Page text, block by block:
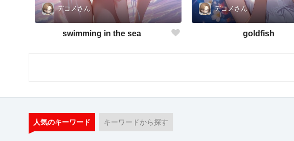
デコメさん
swimming in the sea
デコメさん
goldfish
人気のキーワード キーワードから探す